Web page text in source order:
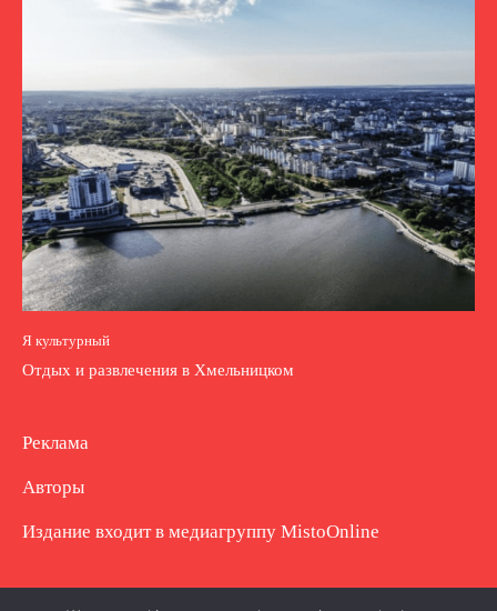
Я культурный
Отдых и развлечения в Хмельницком
Реклама
Авторы
Издание входит в медиагруппу MistoOnline